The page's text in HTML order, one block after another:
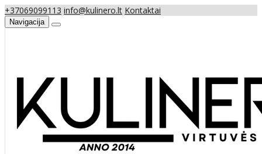
+37069099113 info@kulinero.lt Kontaktai
Navigacija